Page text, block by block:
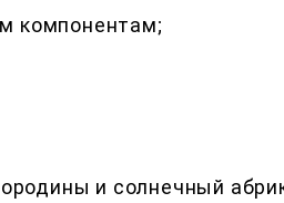
компонентам;
и солнечный